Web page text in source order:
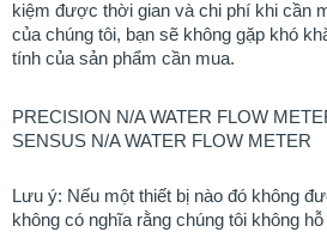
kiệm được thời gian và chi phí khi cần
của chúng tôi, bạn sẽ không gặp khó
tính của sản phẩm cần mua.
PRECISION N/A WATER FLOW
SENSUS N/A WATER FLOW METER
Lưu ý: Nếu một thiết bị nào đó không
không có nghĩa rằng chúng tôi không